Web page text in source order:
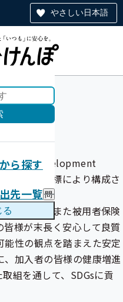
やさしい日本語
ら探す
先一覧 問
い
わ
せ
・
届
先
る
Development
た17の目標により構成さ
として、また被用者保険
様が末長く安心して良質
性の観点を踏まえた安定
加入者の皆様の健康増進
組を通して、SDGsに貢